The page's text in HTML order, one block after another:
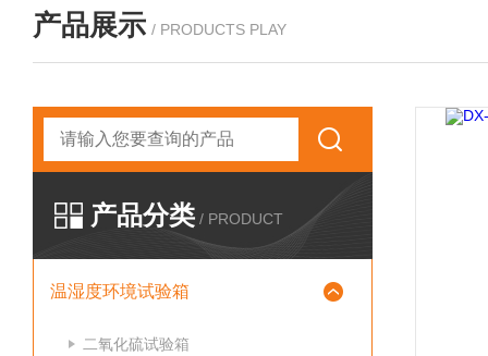
产品展示 / PRODUCTS PLAY
产品分类 / PRODUCT
温湿度环境试验箱
二氧化硫试验箱